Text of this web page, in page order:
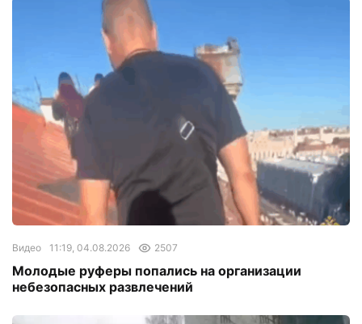
Видео 11:19, 04.08.2026 2507
Молодые руферы попались на организации
небезопасных развлечений